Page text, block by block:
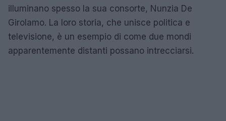
illuminano spesso la sua consorte, Nunzia De
Girolamo. La loro storia, che unisce politica e
televisione, è un esempio di come due mondi
apparentemente distanti possano intrecciarsi.